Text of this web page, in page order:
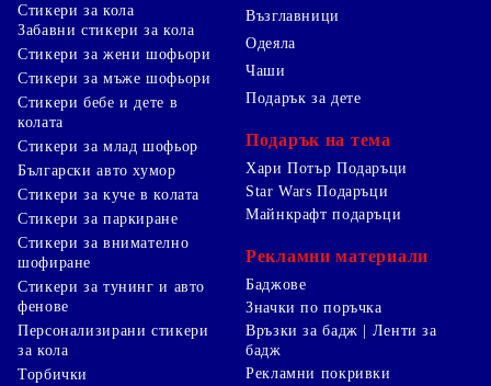
Стикери за кола
Забавни стикери за кола
Стикери за жени шофьори
Стикери за мъже шофьори
Стикери бебе и дете в
колата
Стикери за млад шофьор
Български авто хумор
Стикери за куче в колата
Стикери за паркиране
Стикери за внимателно
шофиране
Стикери за тунинг и авто
фенове
Персонализирани стикери
за кола
Торбички
Възглавници
Одеяла
Чаши
Подарък за дете
Подарък на тема
Хари Потър Подаръци
Star Wars Подаръци
Майнкрафт подаръци
Рекламни материали
Баджове
Значки по поръчка
Връзки за бадж | Ленти за
бадж
Рекламни покривки